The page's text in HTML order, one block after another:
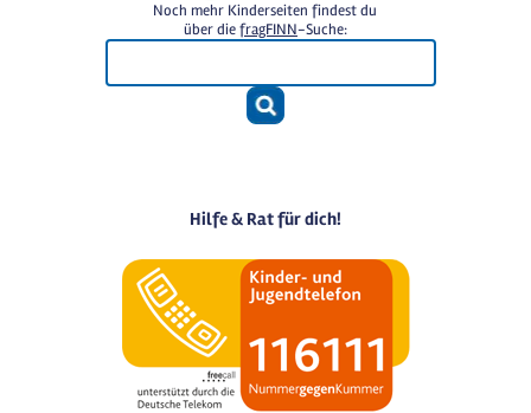
Noch mehr Kinderseiten findest du
über diefragFINN-Suche:
Hilfe & Rat für dich!